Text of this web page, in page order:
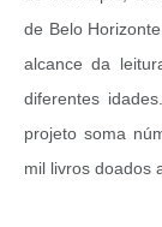
de Belo
alcance da
diferentes
projeto soma
mil livros doados